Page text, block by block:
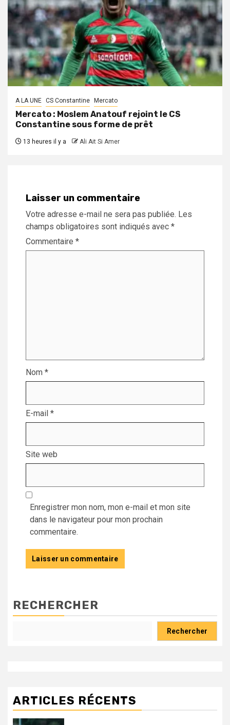
A LA UNE CS Constantine Mercato
Mercato : Moslem Anatouf rejoint le CS
Constantine sous forme de prêt
13 heures il y a Ali Ait Si Amer
Laisser un commentaire
Votre adresse e-mail ne sera pas publiée. Les
champs obligatoires sont indiqués avec *
Commentaire *
Nom *
E-mail *
Site web
Enregistrer mon nom, mon e-mail et mon site
dans le navigateur pour mon prochain
commentaire.
RECHERCHER
Rechercher
ARTICLES RÉCENTS